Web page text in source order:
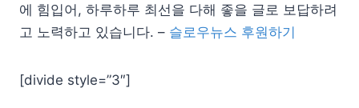
에 힘입어, 하루하루 최선을 다해 좋을 글로 보답하려
고 노력하고 있습니다. – 슬로우뉴스 후원하기
[divide style=”3″]